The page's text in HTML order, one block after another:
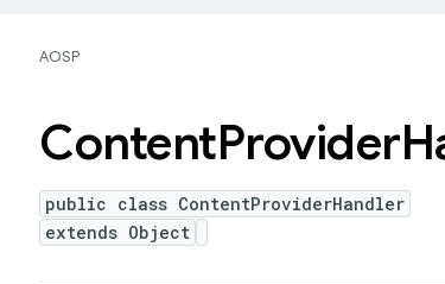
AOSP
ContentProvider
public class ContentProviderHandler
extends Object